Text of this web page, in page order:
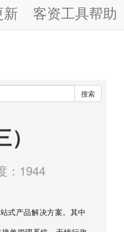
客资工具帮助
搜索
：1944
式产品解决方案。其中